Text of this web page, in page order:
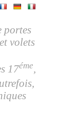
portes
volets
17éme,